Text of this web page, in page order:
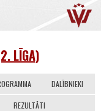
LĪGA)
DALĪBNIEKI
REZULTĀTI